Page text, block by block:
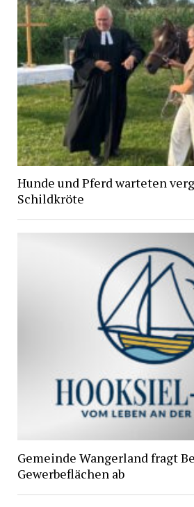
Hunde und Pferd warteten
Schildkröte
Gemeinde Wangerland fragt
Gewerbeflächen ab